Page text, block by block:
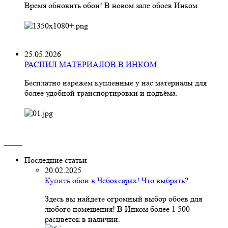
Время обновить обои! В новом зале обоев Инком.
25.05.2026
РАСПИЛ МАТЕРИАЛОВ В ИНКОМ
Бесплатно нарежем купленные у нас материалы для
более удобной транспортировки и подъёма.
Последние статьи
20.02.2025
Купить обои в Чебоксарах! Что выбрать?
Здесь вы найдете огромный выбор обоев для
любого помещения! В Инком более 1 500
расцветок в наличии.